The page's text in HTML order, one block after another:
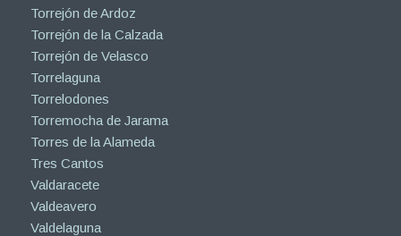
Torrejón de Ardoz
Torrejón de la Calzada
Torrejón de Velasco
Torrelaguna
Torrelodones
Torremocha de Jarama
Torres de la Alameda
Tres Cantos
Valdaracete
Valdeavero
Valdelaguna